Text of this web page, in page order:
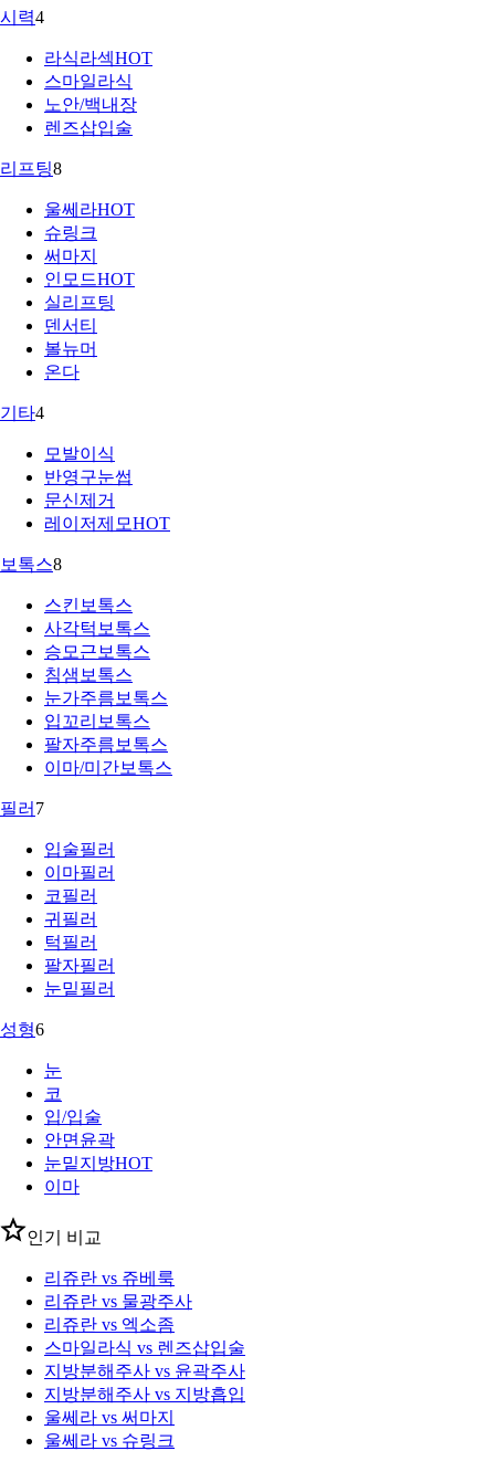
시력4
라식라섹HOT
스마일라식
노안/백내장
렌즈삽입술
리프팅8
울쎄라HOT
슈링크
써마지
인모드HOT
실리프팅
덴서티
볼뉴머
온다
기타4
모발이식
반영구눈썹
문신제거
레이저제모HOT
보톡스8
스킨보톡스
사각턱보톡스
승모근보톡스
침샘보톡스
눈가주름보톡스
입꼬리보톡스
팔자주름보톡스
이마/미간보톡스
필러 7
입술필러
이마필러
코필러
귀필러
턱필러
팔자필러
눈밑필러
성형6
눈
코
입/입술
안면윤곽
눈밑지방HOT
이마
인기 비교
리쥬란 vs 쥬베룩
리쥬란 vs 물광주사
리쥬란 vs 엑소좀
스마일라식 vs 렌즈삽입술
지방분해주사 vs 윤곽주사
지방분해주사 vs 지방흡입
울쎄라 vs 써마지
울쎄라 vs 슈링크